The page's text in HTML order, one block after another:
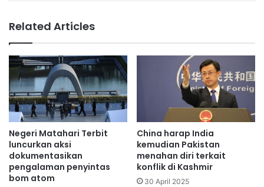
Related Articles
Negeri Matahari Terbit
luncurkan aksi
dokumentasikan
pengalaman penyintas
bom atom
China harap India
kemudian Pakistan
menahan diri terkait
konflik di Kashmir
30 April 2025